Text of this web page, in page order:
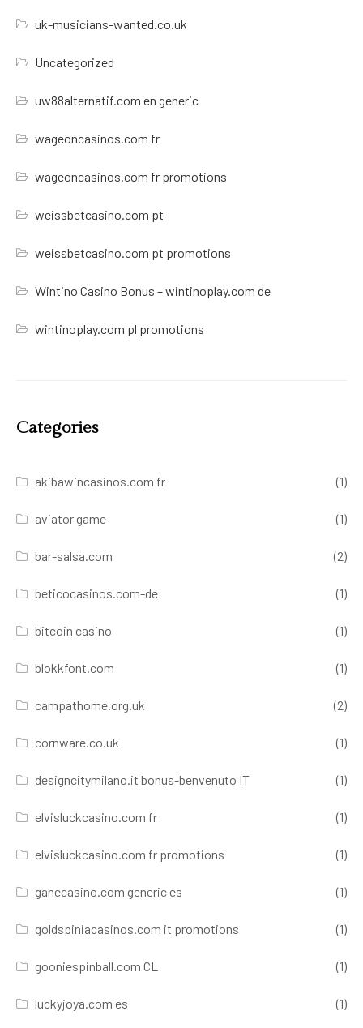
uk-musicians-wanted.co.uk
Uncategorized
uw88alternatif.com en generic
wageoncasinos.com fr
wageoncasinos.com fr promotions
weissbetcasino.com pt
weissbetcasino.com pt promotions
Wintino Casino Bonus – wintinoplay.com de
wintinoplay.com pl promotions
Categories
akibawincasinos.com fr (1)
aviator game (1)
bar-salsa.com (2)
beticocasinos.com-de (1)
bitcoin casino (1)
blokkfont.com (1)
campathome.org.uk (2)
cornware.co.uk (1)
designcitymilano.it bonus-benvenuto IT (1)
elvisluckcasino.com fr (1)
elvisluckcasino.com fr promotions (1)
ganecasino.com generic es (1)
goldspiniacasinos.com it promotions (1)
gooniespinball.com CL (1)
luckyjoya.com es (1)